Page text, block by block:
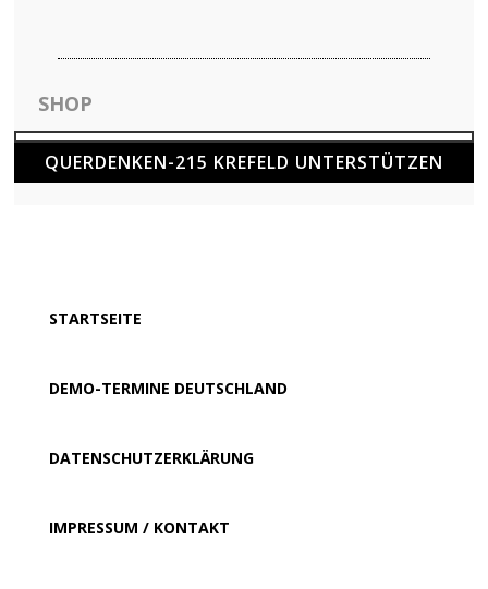
SHOP
QUERDENKEN-215 KREFELD UNTERSTÜTZEN
STARTSEITE
DEMO-TERMINE DEUTSCHLAND
DATENSCHUTZERKLÄRUNG
IMPRESSUM / KONTAKT